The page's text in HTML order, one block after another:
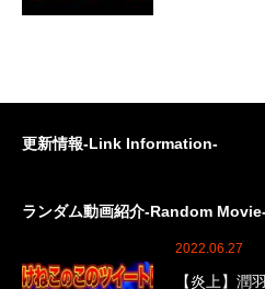
更新情報-Link Information-
ランダム動画紹介-Random
2022.06.27
【炎上】潤